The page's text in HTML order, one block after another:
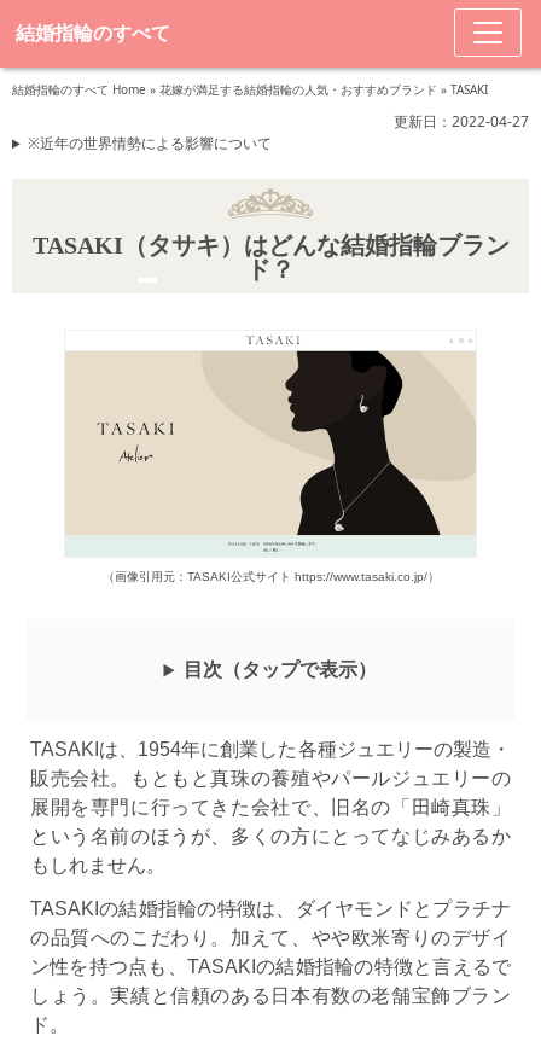
結婚指輪のすべて
結婚指輪のすべて Home » 花嫁が満足する結婚指輪の人気・おすすめブランド » TASAKI
更新日：2022-04-27
※近年の世界情勢による影響について
TASAKI（タサキ）はどんな結婚指輪ブラン
ド？
（画像引用元：TASAKI公式サイト https://www.tasaki.co.jp/）
目次（タップで表示）
TASAKIは、1954年に創業した各種ジュエリーの製造・
販売会社。もともと真珠の養殖やパールジュエリーの
展開を専門に行ってきた会社で、旧名の「田崎真珠」
という名前のほうが、多くの方にとってなじみあるか
もしれません。
TASAKIの結婚指輪の特徴は、ダイヤモンドとプラチナ
の品質へのこだわり。加えて、やや欧米寄りのデザイ
ン性を持つ点も、TASAKIの結婚指輪の特徴と言えるで
しょう。実績と信頼のある日本有数の老舗宝飾ブラン
ド。